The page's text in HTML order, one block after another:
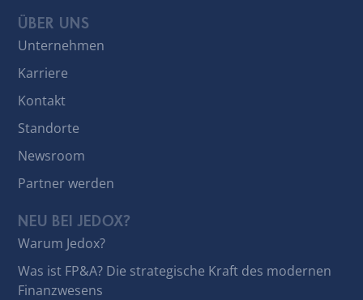
ÜBER UNS
Unternehmen
Karriere
Kontakt
Standorte
Newsroom
Partner werden
NEU BEI JEDOX?
Warum Jedox?
Was ist FP&A? Die strategische Kraft des modernen
Finanzwesens